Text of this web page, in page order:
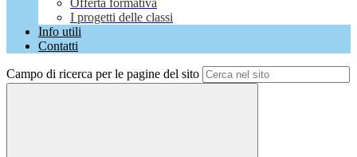
Offerta formativa
I progetti delle classi
Info utili
Contatti
Campo di ricerca per le pagine del sito